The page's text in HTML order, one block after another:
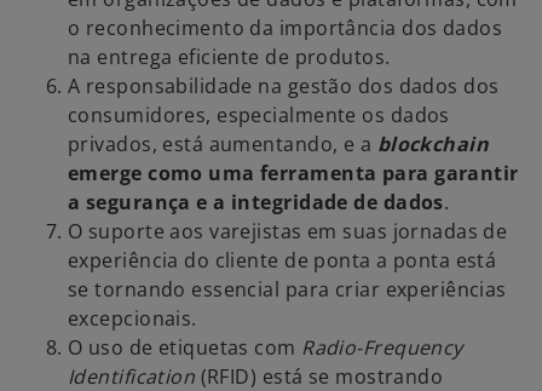
o
a
g
u
i
a
o reconhecimento da importância dos dados
na entrega eficiente de produtos.
A responsabilidade na gestão dos dados dos
consumidores, especialmente os dados
privados, está aumentando, e a blockchain
emerge como uma ferramenta para garantir
a segurança e a integridade de dados.
O suporte aos varejistas em suas jornadas de
experiência do cliente de ponta a ponta está
se tornando essencial para criar experiências
excepcionais.
O uso de etiquetas com Radio-Frequency
Identification (RFID) está se mostrando